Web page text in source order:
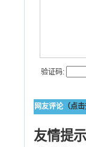
验证码:
网友评论（点击
友情提示